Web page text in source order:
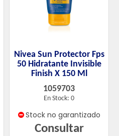
Nivea Sun Protector Fps
50 Hidratante Invisible
Finish X 150 Ml
1059703
En Stock: 0
Stock no garantizado
Consultar